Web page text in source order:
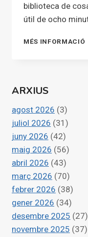
biblioteca de
útil de ocho
MÉS INFORMACIÓ
ARXIUS
agost 2026 (3)
juliol 2026 (31)
juny 2026 (42)
maig 2026 (56)
abril 2026 (43)
març 2026 (70)
febrer 2026 (38)
gener 2026 (34)
desembre 2025 (27)
novembre 2025 (37)